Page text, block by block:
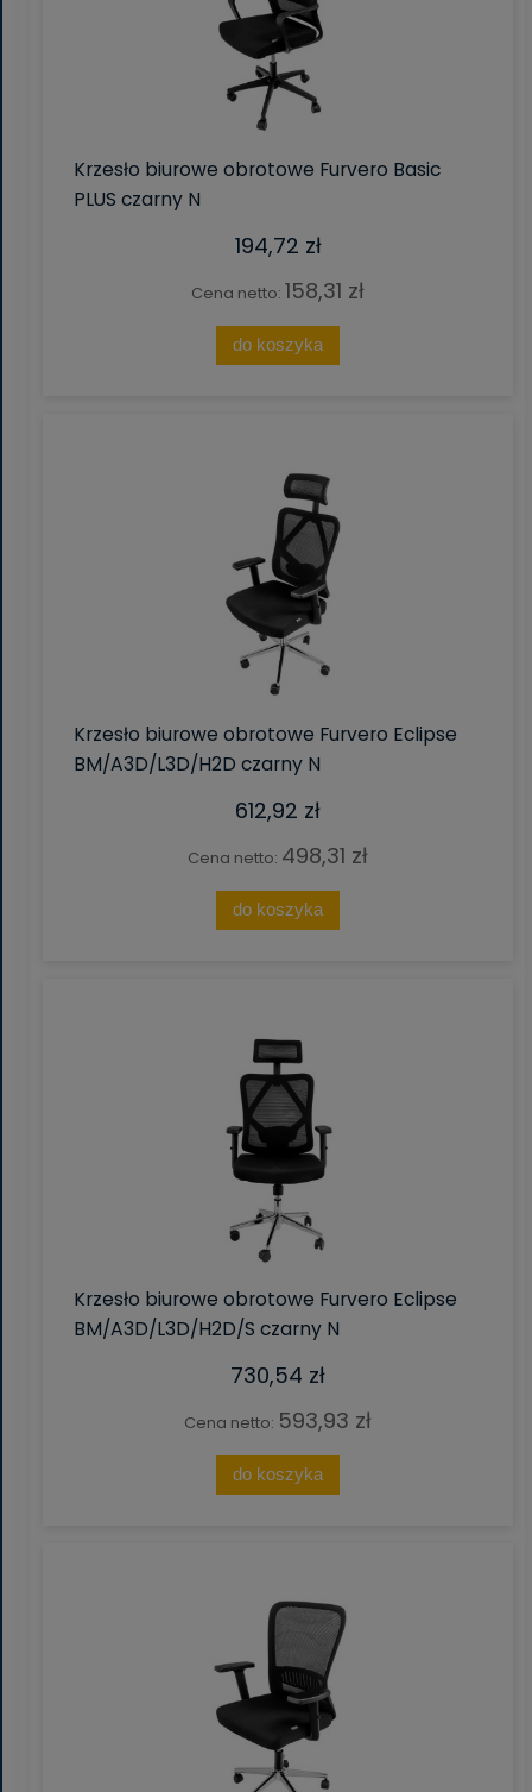
Krzesło biurowe obrotowe Furvero Basic
PLUS czarny N
194,72 zł
Cena netto: 158,31 zł
do koszyka
Krzesło biurowe obrotowe Furvero Eclipse
BM/A3D/L3D/H2D czarny N
612,92 zł
Cena netto: 498,31 zł
do koszyka
Krzesło biurowe obrotowe Furvero Eclipse
BM/A3D/L3D/H2D/S czarny N
730,54 zł
Cena netto: 593,93 zł
do koszyka